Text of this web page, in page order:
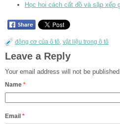
Học hoi cách cất đồ và sặp xếp
động cơ của ô tô vật liệu trong ô tô
Leave a Reply
Your email address will not be published.
Name *
Email *